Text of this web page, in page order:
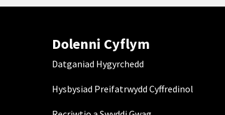
Dolenni Cyflym
Datganiad Hygyrchedd
Hysbysiad Preifatrwydd Cyffredinol